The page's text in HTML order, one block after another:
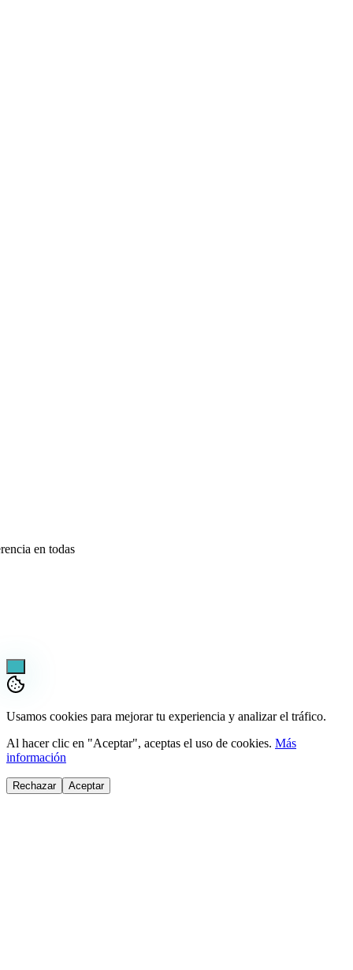
en todas
¿Necesitas ayuda?
Usamos cookies para mejorar tu experiencia y analizar el tráfico.
Al hacer clic en "Aceptar", aceptas el uso de cookies.
información